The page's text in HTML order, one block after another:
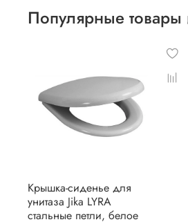
Популярные
Крышка-сиденье для
унитаза Jika LYRA
стальные петли, белое